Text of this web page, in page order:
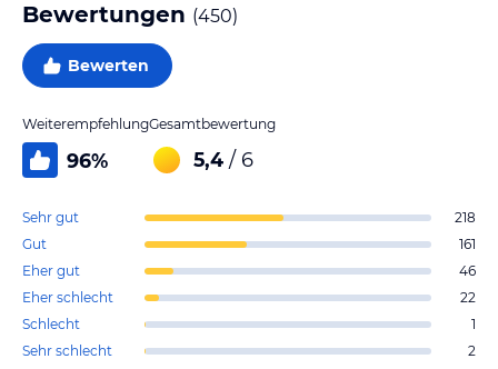
Bewertungen (450)
Bewerten
Weiterempfehlung
96%
Gesamtbewertung
5,4 / 6
Sehr gut
218
Gut
161
Eher gut
46
Eher schlecht
22
Schlecht
1
Sehr schlecht
2